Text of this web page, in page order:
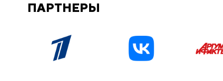
ПАРТНЕРЫ